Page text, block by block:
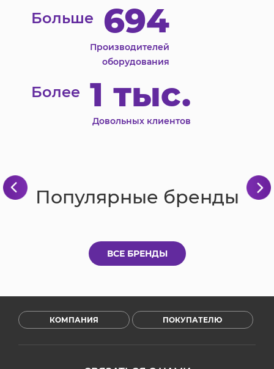
Больше 694
Производителей
оборудования
Более 1 тыс.
Довольных клиентов
Популярные бренды
ВСЕ БРЕНДЫ
КОМПАНИЯ ПОКУПАТЕЛЮ